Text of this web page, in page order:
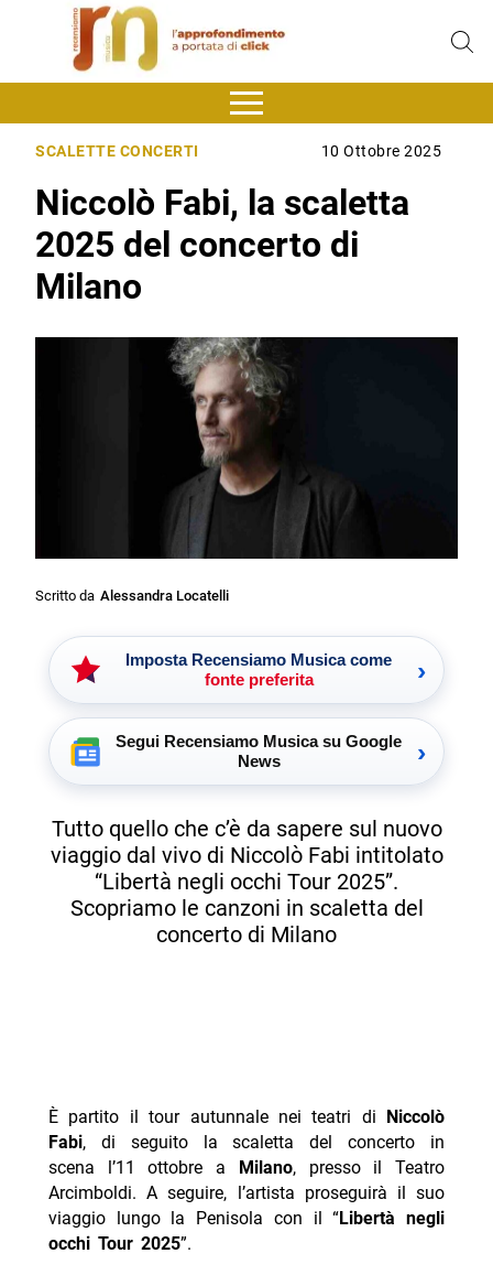
SCALETTE CONCERTI 10 Ottobre 2025
Niccolò Fabi, la scaletta
2025 del concerto di
Milano
Scritto da Alessandra Locatelli
Imposta Recensiamo Musica come
fonte preferita
›
Segui Recensiamo Musica su Google
News
›
Tutto quello che c’è da sapere sul nuovo
viaggio dal vivo di Niccolò Fabi intitolato
“Libertà negli occhi Tour 2025”.
Scopriamo le canzoni in scaletta del
concerto di Milano
È partito il tour autunnale nei teatri di
Niccolò
Fabi, di seguito la scaletta del concerto in
scena l’11 ottobre a
Milano, presso il Teatro
Arcimboldi. A seguire, l’artista proseguirà il suo
viaggio lungo la Penisola con il “Libertà negli
occhi Tour 2025”.